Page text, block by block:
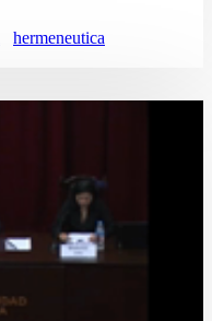
hermeneutica